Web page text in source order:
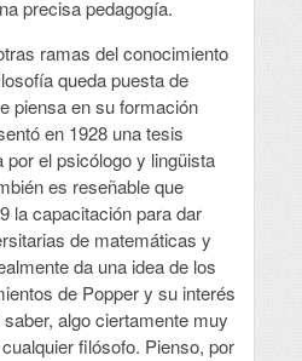
precisa pedagogía.
ramas del conocimiento
queda puesta de
piensa en su formación
en 1928 una tesis
por el psicólogo y lingüista
es reseñable que
la capacitación para dar
de matemáticas y
da una idea de los
de Popper y su interés
algo ciertamente muy
filósofo. Pienso, por